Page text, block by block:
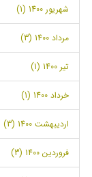
شهریور 1400 (1)
مرداد 1400 (3)
تیر 1400 (1)
خرداد 1400 (1)
اردیبهشت 1400 (3)
فروردین 1400 (3)